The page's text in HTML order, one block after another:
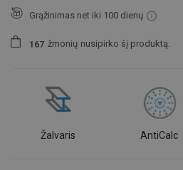
Grąžinimas net iki 100 dienų
1 67 žmonių nusipirko šį produktą.
Žalvaris AntiCalc